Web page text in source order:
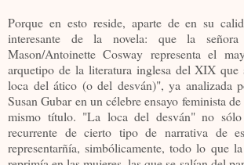
Porque en esto reside, aparte de en su
interesante de la novela: que la señora
Mason/Antoinette Cosway representa el
arquetipo de la literatura inglesa del XIX que
loca del ático (o del desván)", ya analizada
Susan Gubar en un célebre ensayo feminista
mismo título. "La loca del desván" no sólo
recurrente de cierto tipo de narrativa de
representarñía, simbólicamente, todo lo que